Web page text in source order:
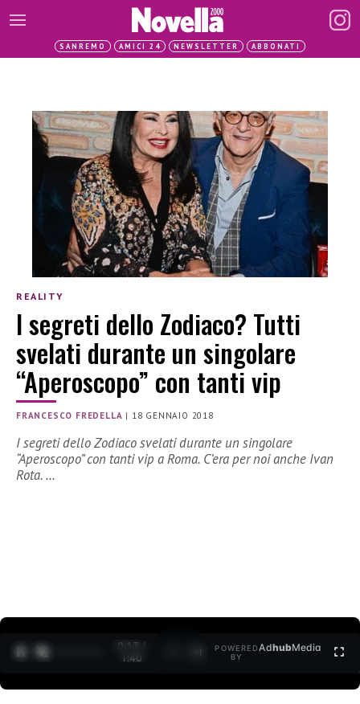
SANREMO AMICI 24 NEWSLETTER ABBONATI
REALITY
I segreti dello Zodiaco? Tutti
svelati durante un singolare
“Aperoscopo” con tanti vip
FRANCESCO FREDELLA | 18 GENNAIO 2018
I segreti dello Zodiaco svelati durante un singolare
“Aperoscopo” con tanti vip a Roma. C’era per noi anche Ivan
Rota. …
0:15 /
1:40
POWERED
BY
AdhubMedia